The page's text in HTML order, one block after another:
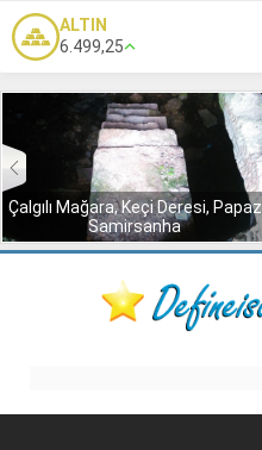
ALTIN
6.499,25
Çalgılı Mağara, Keçi Deresi, Papaz
Samirsanha